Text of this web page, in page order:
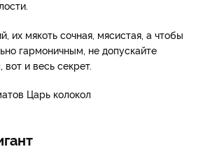
их мякоть сочная, мясистая, а чтобы
гармоничным, не допускайте
и весь секрет.